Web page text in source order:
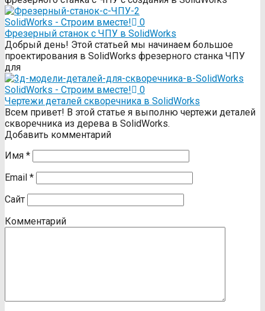
SolidWorks - Строим вместе!
0
Фрезерный станок с ЧПУ в SolidWorks
Добрый день! Этой статьей мы начинаем большое
проектирования в SolidWorks фрезерного станка ЧПУ
для
SolidWorks - Строим вместе!
0
Чертежи деталей скворечника в SolidWorks
Всем привет! В этой статье я выполню чертежи деталей
скворечника из дерева в SolidWorks.
Добавить комментарий
Имя *
Email *
Сайт
Комментарий